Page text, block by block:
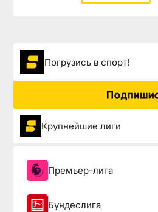
Погрузиcь в спорт!
Крупнейшие лиги
Премьер-лига
Бундеслига